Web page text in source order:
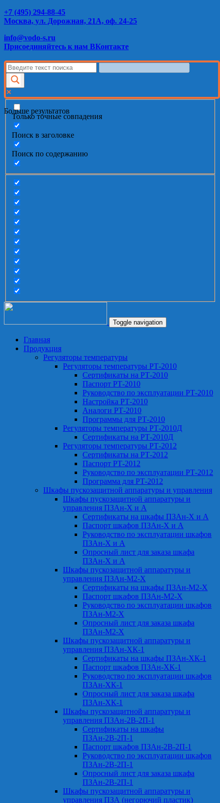
+7 (495) 294-88-45
Москва, ул. Дорожная, 21А, оф. 24-25
info@vodo-s.ru
Присоединяйтесь к нам ВКонтакте
Больше результатов
Только точные совпадения
Поиск в заголовке
Поиск по содержанию
Toggle navigation
Главная
Продукция
Регуляторы температуры
Регуляторы температуры РТ-2010
Сертификаты на РТ-2010
Паспорт РТ-2010
Руководство по эксплуатации РТ-2010
Настройка РТ-2010
Аналоги РТ-2010
Программы для РТ-2010
Регуляторы температуры РТ-2010Д
Сертификаты на РТ-2010Д
Регуляторы температуры РТ-2012
Сертификаты на РТ-2012
Паспорт РТ-2012
Руководство по эксплуатации РТ-2012
Программа для РТ-2012
Шкафы пускозащитной аппаратуры и управления
Шкафы пускозащитной аппаратуры и
управления ПЗАн-Х и А
Сертификаты на шкафы ПЗАн-Х и А
Паспорт шкафов ПЗАн-Х и А
Руководство по эксплуатации шкафов
ПЗАн-Х и А
Опросный лист для заказа шкафа
ПЗАн-Х и А
Шкафы пускозащитной аппаратуры и
управления ПЗАн-М2-Х
Сертификаты на шкафы ПЗАн-М2-Х
Паспорт шкафов ПЗАн-М2-Х
Руководство по эксплуатации шкафов
ПЗАн-М2-Х
Опросный лист для заказа шкафа
ПЗАн-М2-Х
Шкафы пускозащитной аппаратуры и
управления ПЗАн-ХК-1
Сертификаты на шкафы ПЗАн-ХК-1
Паспорт шкафов ПЗАн-ХК-1
Руководство по эксплуатации шкафов
ПЗАн-ХК-1
Опросный лист для заказа шкафа
ПЗАн-ХК-1
Шкафы пускозащитной аппаратуры и
управления ПЗАн-2В-2П-1
Сертификаты на шкафы
ПЗАн-2В-2П-1
Паспорт шкафов ПЗАн-2В-2П-1
Руководство по эксплуатации шкафов
ПЗАн-2В-2П-1
Опросный лист для заказа шкафа
ПЗАн-2В-2П-1
Шкафы пускозащитной аппаратуры и
управления ПЗА (негорючий пластик)